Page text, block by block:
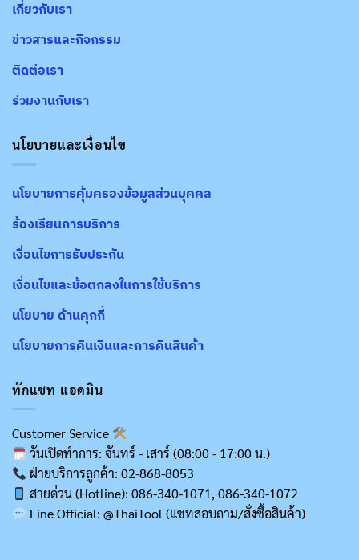
เกี่ยวกับเรา
ข่าวสารและกิจกรรม
ติดต่อเรา
ร่วมงานกับเรา
นโยบายและเงื่อนไข
นโยบายการคุ้มครองข้อมูลส่วนบุคคล
ร้องเรียนการบริการ
เงื่อนไขการรับประกัน
เงื่อนไขและข้อตกลงในการใช้บริการ
นโยบาย ด้านคุกกี้
นโยบายการคืนเงินและการคืนสินค้า
ทักแชท แอดมิน
Customer Service
วันเปิดทำการ: จันทร์ - เสาร์ (08:00 - 17:00 น.)
ฝ่ายบริการลูกค้า: 02-868-8053
สายด่วน (Hotline): 086-340-1071, 086-340-1072
Line Official: @ThaiTool (แชทสอบถาม/สั่งซื้อสินค้า)